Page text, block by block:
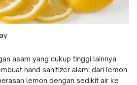
asam yang cukup tinggi lainnya
hand sanitizer alami dari lemon
lemon dengan sedikit air ke